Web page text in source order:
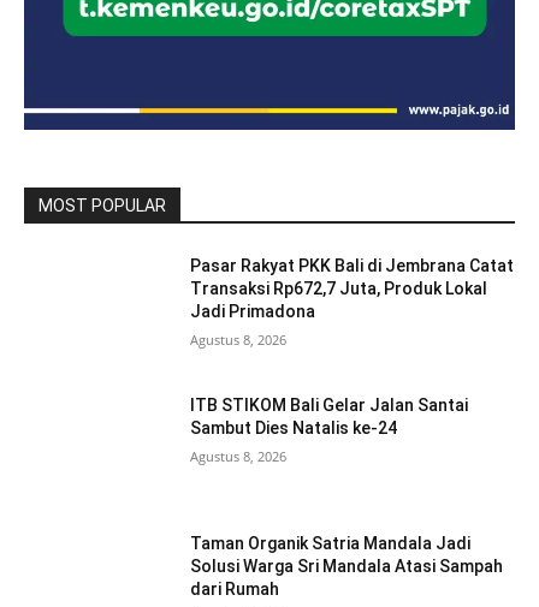
MOST POPULAR
Pasar Rakyat PKK Bali di Jembrana Catat
Transaksi Rp672,7 Juta, Produk Lokal
Jadi Primadona
Agustus 8, 2026
ITB STIKOM Bali Gelar Jalan Santai
Sambut Dies Natalis ke-24
Agustus 8, 2026
Taman Organik Satria Mandala Jadi
Solusi Warga Sri Mandala Atasi Sampah
dari Rumah